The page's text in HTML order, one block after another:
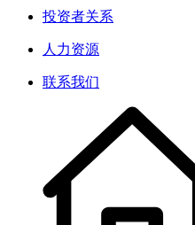
投资者关系
人力资源
联系我们